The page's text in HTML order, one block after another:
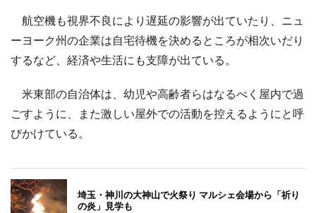
航空機も視界不良により遅延の影響が出ていたり、ニュ
ーヨーク州の企業は自宅待機を決めるところが相次いだり
するなど、経済や生活にも支障が出ている。
米東部の自治体は、幼児や高齢者らはなるべく屋内で過
ごすように、また激しい屋外での活動を控えるようにと呼
びかけている。
埼玉・神川の大神山で火祭り マルシェ会場から「祈り
の炎」見学も